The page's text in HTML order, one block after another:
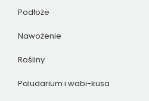
Podłoże
Nawożenie
Rośliny
Paludarium i wabi-kusa